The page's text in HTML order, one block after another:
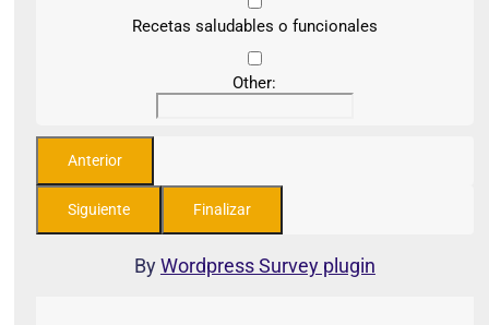
Recetas saludables o funcionales
Other:
ByWordpress Survey plugin